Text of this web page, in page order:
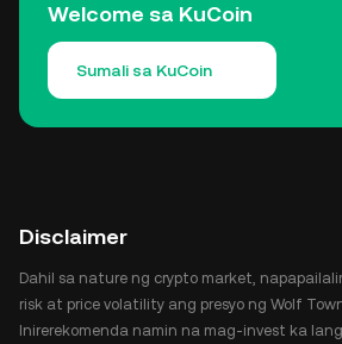
Welcome sa KuCoin
Sumali sa KuCoin
Disclaimer
Dahil sa nature ng crypto market,
risk at price volatility ang presyo ng Wolf
Inirerekomenda namin na mag-invest ka